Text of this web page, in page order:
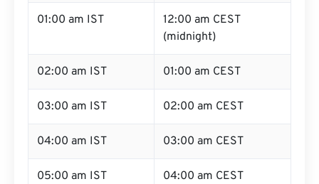
01:00 am IST
12:00 am CEST
(midnight)
02:00 am IST 01:00 am CEST
03:00 am IST 02:00 am CEST
04:00 am IST 03:00 am CEST
05:00 am IST 04:00 am CEST